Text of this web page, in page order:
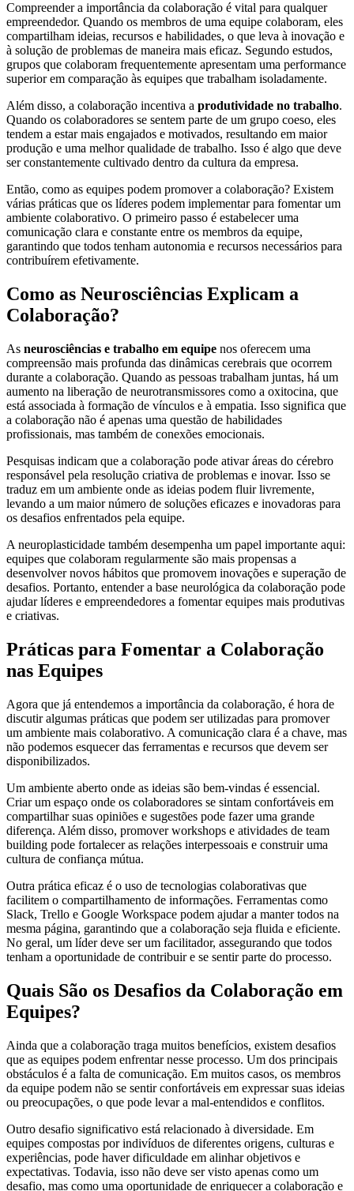
Compreender a importância da colaboração é vital para qualquer
empreendedor. Quando os membros de uma equipe colaboram, eles
compartilham ideias, recursos e habilidades, o que leva à inovação e
à solução de problemas de maneira mais eficaz. Segundo estudos,
grupos que colaboram frequentemente apresentam uma performance
superior em comparação às equipes que trabalham isoladamente.
Além disso, a colaboração incentiva a produtividade no trabalho.
Quando os colaboradores se sentem parte de um grupo coeso, eles
tendem a estar mais engajados e motivados, resultando em maior
produção e uma melhor qualidade de trabalho. Isso é algo que deve
ser constantemente cultivado dentro da cultura da empresa.
Então, como as equipes podem promover a colaboração? Existem
várias práticas que os líderes podem implementar para fomentar um
ambiente colaborativo. O primeiro passo é estabelecer uma
comunicação clara e constante entre os membros da equipe,
garantindo que todos tenham autonomia e recursos necessários para
contribuírem efetivamente.
Como as Neurosciências Explicam a
Colaboração?
As neurosciências e trabalho em equipe nos oferecem uma
compreensão mais profunda das dinâmicas cerebrais que ocorrem
durante a colaboração. Quando as pessoas trabalham juntas, há um
aumento na liberação de neurotransmissores como a oxitocina, que
está associada à formação de vínculos e à empatia. Isso significa que
a colaboração não é apenas uma questão de habilidades
profissionais, mas também de conexões emocionais.
Pesquisas indicam que a colaboração pode ativar áreas do cérebro
responsável pela resolução criativa de problemas e inovar. Isso se
traduz em um ambiente onde as ideias podem fluir livremente,
levando a um maior número de soluções eficazes e inovadoras para
os desafios enfrentados pela equipe.
A neuroplasticidade também desempenha um papel importante aqui:
equipes que colaboram regularmente são mais propensas a
desenvolver novos hábitos que promovem inovações e superação de
desafios. Portanto, entender a base neurológica da colaboração pode
ajudar líderes e empreendedores a fomentar equipes mais produtivas
e criativas.
Práticas para Fomentar a Colaboração
nas Equipes
Agora que já entendemos a importância da colaboração, é hora de
discutir algumas práticas que podem ser utilizadas para promover
um ambiente mais colaborativo. A comunicação clara é a chave, mas
não podemos esquecer das ferramentas e recursos que devem ser
disponibilizados.
Um ambiente aberto onde as ideias são bem-vindas é essencial.
Criar um espaço onde os colaboradores se sintam confortáveis em
compartilhar suas opiniões e sugestões pode fazer uma grande
diferença. Além disso, promover workshops e atividades de team
building pode fortalecer as relações interpessoais e construir uma
cultura de confiança mútua.
Outra prática eficaz é o uso de tecnologias colaborativas que
facilitem o compartilhamento de informações. Ferramentas como
Slack, Trello e Google Workspace podem ajudar a manter todos na
mesma página, garantindo que a colaboração seja fluida e eficiente.
No geral, um líder deve ser um facilitador, assegurando que todos
tenham a oportunidade de contribuir e se sentir parte do processo.
Quais São os Desafios da Colaboração em
Equipes?
Ainda que a colaboração traga muitos benefícios, existem desafios
que as equipes podem enfrentar nesse processo. Um dos principais
obstáculos é a falta de comunicação. Em muitos casos, os membros
da equipe podem não se sentir confortáveis em expressar suas ideias
ou preocupações, o que pode levar a mal-entendidos e conflitos.
Outro desafio significativo está relacionado à diversidade. Em
equipes compostas por indivíduos de diferentes origens, culturas e
experiências, pode haver dificuldade em alinhar objetivos e
expectativas. Todavia, isso não deve ser visto apenas como um
desafio, mas como uma oportunidade de enriquecer a colaboração e